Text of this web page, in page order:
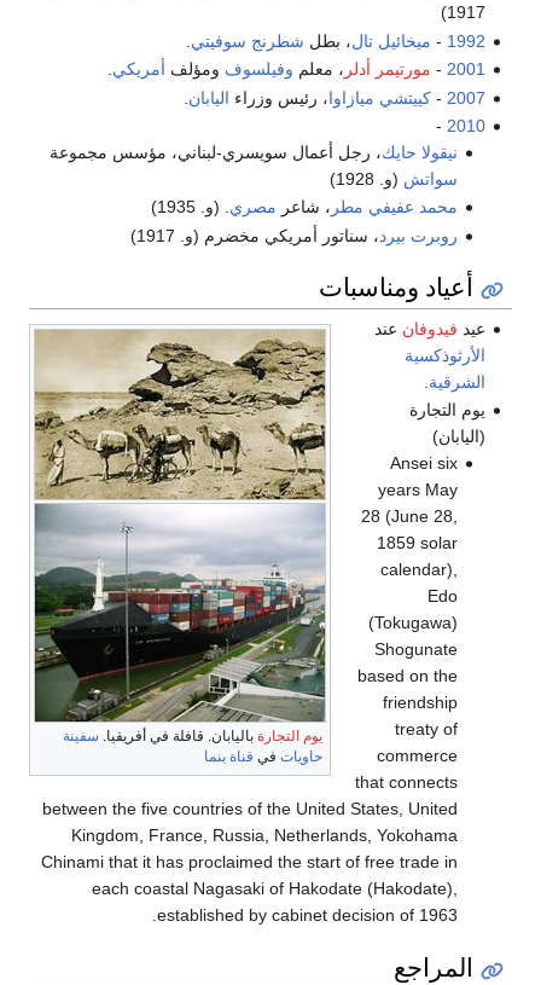
1917)
1992
- ميخائيل تال، بطل شطرنج سوفيتي
2001
- مورتيمر أدلر ، معلم وفيلسوف ومؤلف أمريكي
2007
-كييتشي ميازاوا، رئيس وزراء اليابان
2010
-
نيقولا حايك، رجل أعمال سويسري-لبناني، مؤسس مجموعة
سواتش (و. 1928)
محمد عفيفي مطر ، شاعر مصري. (و. 1935)
روبرت بيرد، سناتور أمريكي مخضرم (و. 1917)
أعياد ومناسبات
يوم التجارة باليابان. قافلة في أفريقيا. سفينة
حاويات في قناة بنما
عيد فيدوفان عند
الأرثوذكسية
الشرقية
يوم التجارة
(اليابان)
Ansei six
years May
28 (June 28,
1859 solar
calendar),
Edo
(Tokugawa)
Shogunate
based on the
friendship
treaty of
commerce
that connects
between the five countries of the United States, United
Kingdom, France, Russia, Netherlands, Yokohama
Chinami that it has proclaimed the start of free trade in
each coastal Nagasaki of Hakodate (Hakodate),
established by cabinet decision of 1963.
المراجع